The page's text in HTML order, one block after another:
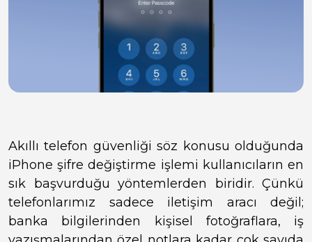
Akıllı telefon güvenliği söz konusu olduğunda
iPhone şifre değiştirme işlemi kullanıcıların en
sık başvurduğu yöntemlerden biridir. Çünkü
telefonlarımız sadece iletişim aracı değil;
banka bilgilerinden kişisel fotoğraflara, iş